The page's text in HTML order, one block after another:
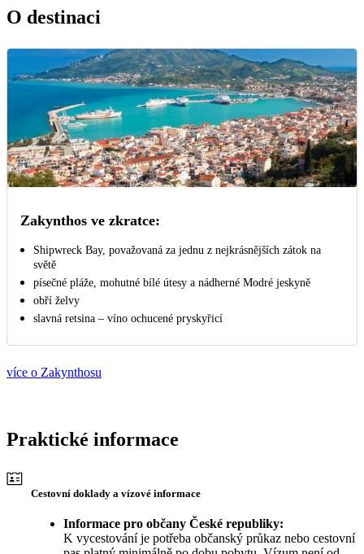
O destinaci
Zakynthos ve zkratce:
Shipwreck Bay, považovaná za jednu z nejkrásnějších zátok na
světě
písečné pláže, mohutné bílé útesy a nádherné Modré jeskyně
obří želvy
slavná retsina – víno ochucené pryskyřicí
více o Zakynthosu
Praktické informace
Cestovní doklady a vízové informace
Informace pro občany České republiky:
K vycestování je potřeba občanský průkaz nebo cestovní